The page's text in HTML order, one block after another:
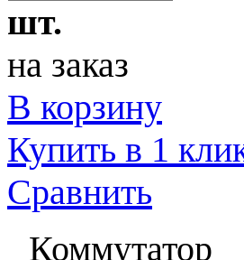
шт.
на заказ
В корзину
Купить в 1
Сравнить